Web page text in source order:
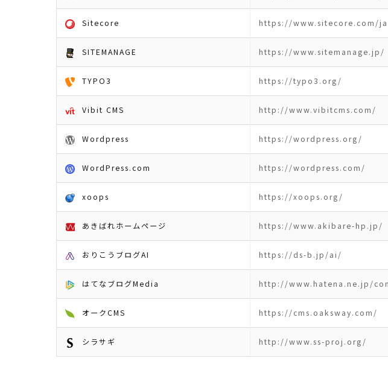
Sitecore https://www.sitecore.com/
SITEMANAGE https://www.sitemanage.jp/
TYPO3 https://typo3.org/
Vibit CMS http://www.vibitcms.com/
Wordpress https://wordpress.org/
WordPress.com https://wordpress.com/
xoops https://xoops.org/
あきばれホームページ https://www.akibare-hp.jp/
おりこうブログAI https://ds-b.jp/ai/
はてなブログMedia http://www.hatena.ne.jp/
オークCMS https://cms.oaksway.com/
シラサギ http://www.ss-proj.org/